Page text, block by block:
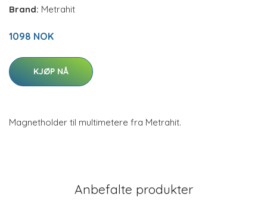
Brand: Metrahit
1098 NOK
KJØP NÅ
Magnetholder til multimetere fra Metrahit.
Anbefalte produkter